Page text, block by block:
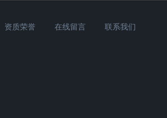
资质荣誉 在线留言 联系我们